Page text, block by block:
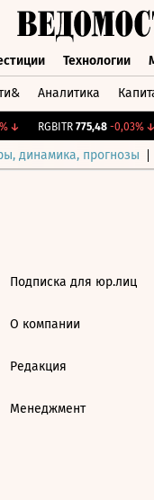
Технологии
Аналитика
↓ RGBITR 775,48 -0,03%↓
динамика, прогнозы
Подписка для юр.лиц
О компании
Редакция
Менеджмент